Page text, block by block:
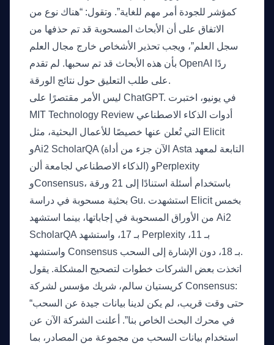
كمؤشر للجودة أمر مهم للغاية”. وتقول: “هناك نوع من
الاتفاق على أن الأبحاث المسحوبة قد تم حذفها من
سجل العلم”، ويجب تحذير الأشخاص خارج مجال العلم
بأن هذه الأبحاث قد تم سحبها. لم تقدم OpenAI ردًا
على طلب التعليق حول نتائج الورقة.
ليس الأمر مقتصرًا على ChatGPT. في يونيو، اختبرت
MIT Technology Review أدوات الذكاء الاصطناعي
التي تُعلن عنها خصيصًا للأعمال البحثية، مثل Elicit
وAi2 ScholarQA (الآن جزء من أداة Asta التابعة لمعهد
الذكاء الاصطناعي لجامعة ألن) وPerplexity
وConsensus، باستخدام أسئلة استنادًا إلى 21 ورقة
بحثية مسحوبة في دراسة Gu. استشهدت Elicit بخمس
من الأوراق المسحوبة في إجاباتها، بينما استشهد Ai2
ScholarQA بـ 17، واستشهد Perplexity بـ 11،
واستشهد Consensus بـ 18، دون الإشارة إلى السحب.
اتخذت بعض الشركات خطوات لتصحيح المشكلة. يقول
كريستيان سالم، شريك مؤسس لشركة Consensus:
“حتى وقت قريب، لم يكن لدينا بيانات جيدة عن السحب
في محرك البحث الخاص بنا”. أعلنت الشركة الآن عن
استخدام بيانات السحب من مجموعة من المصادر، بما